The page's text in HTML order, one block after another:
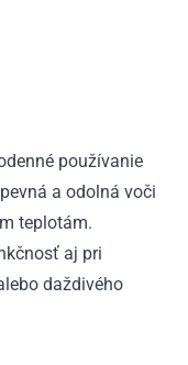
používanie
a odolná voči
teplotám.
aj pri
daždivého